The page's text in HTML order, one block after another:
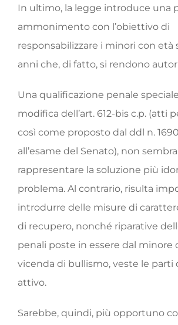
In ultimo, la legge introduce una
ammonimento con l’obiettivo di
responsabilizzare i minori con età
anni che, di fatto, si rendono
Una qualificazione penale
modifica dell’art. 612-bis c.p. (atti
così come proposto dal ddl n.
all’esame del Senato), non sembra
rappresentare la soluzione più
problema. Al contrario, risulta
introdurre delle misure di
di recupero, nonché riparative
penali poste in essere dal minore
vicenda di bullismo, veste le parti
attivo.
Sarebbe, quindi, più opportuno